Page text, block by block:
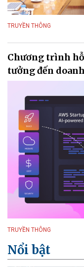
TRUYỀN THÔNG
Chương trình
tưởng đến
TRUYỀN THÔNG
Nổi bật